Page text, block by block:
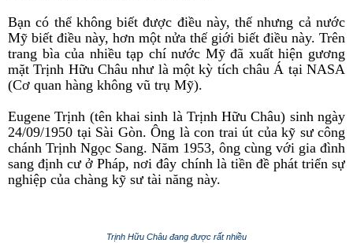
Bạn có thể không biết được điều này, thế nhưng cả nước
Mỹ biết điều này, hơn một nửa thế giới biết điều này. Trên
trang bìa của nhiều tạp chí nước Mỹ đã xuất hiện gương
mặt Trịnh Hữu Châu như là một kỳ tích châu Á tại NASA
(Cơ quan hàng không vũ trụ Mỹ).
Eugene Trịnh (tên khai sinh là Trịnh Hữu Châu) sinh ngày
24/09/1950 tại Sài Gòn. Ông là con trai út của kỹ sư công
chánh Trịnh Ngọc Sang. Năm 1953, ông cùng với gia đình
sang định cư ở Pháp, nơi đây chính là tiền đề phát triển sự
nghiệp của chàng kỹ sư tài năng này.
Trịnh Hữu Châu đang được rất nhiều